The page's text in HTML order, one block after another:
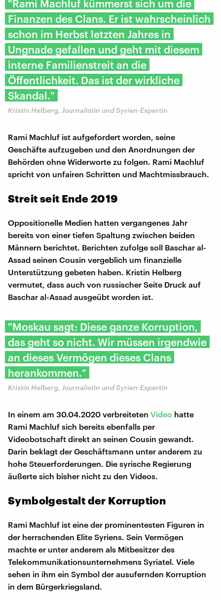
"Rami Machluf kümmerst sich um die
Finanzen des Clans. Er ist wahrscheinlich
schon im Herbst letzten Jahres in
Ungnade gefallen und geht mit diesem
interne Familienstreit an die
Öffentlichkeit. Das ist der wirkliche
Skandal."
Kristin Helberg, Journalistin und Syrien-Expertin
Rami Machluf ist aufgefordert worden, seine
Geschäfte aufzugeben und den Anordnungen der
Behörden ohne Widerworte zu folgen. Rami Machluf
spricht von unfairen Schritten und Machtmissbrauch.
Streit seit Ende 2019
Oppositionelle Medien hatten vergangenes Jahr
bereits von einer tiefen Spaltung zwischen beiden
Männern berichtet. Berichten zufolge soll Baschar al-
Assad seinen Cousin vergeblich um finanzielle
Unterstützung gebeten haben. Kristin Helberg
vermutet, dass auch von russischer Seite Druck auf
Baschar al-Assad ausgeübt worden ist.
"Moskau sagt: Diese ganze Korruption,
das geht so nicht. Wir müssen irgendwie
an dieses Vermögen dieses Clans
herankommen."
Kristin Helberg, Journalistin und Syrien-Expertin
In einem am 30.04.2020 verbreiteten Video hatte
Rami Machluf sich bereits ebenfalls per
Videobotschaft direkt an seinen Cousin gewandt.
Darin beklagt der Geschäftsmann unter anderem zu
hohe Steuerforderungen. Die syrische Regierung
äußerte sich bisher nicht zu den Videos.
Symbolgestalt der Korruption
Rami Machluf ist eine der prominentesten Figuren in
der herrschenden Elite Syriens. Sein Vermögen
machte er unter anderem als Mitbesitzer des
Telekommunikationsunternehmens Syriatel. Viele
sehen in ihm ein Symbol der ausufernden Korruption
in dem Bürgerkriegsland.